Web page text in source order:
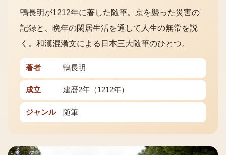
鴨長明が1212年に著した随筆。京を襲った災害の
記録と、晩年の閑居生活を通して人生の無常を説
く。和漢混淆文による日本三大随筆のひとつ。
著者 鴨長明
成立 建暦2年（1212年）
ジャンル 随筆